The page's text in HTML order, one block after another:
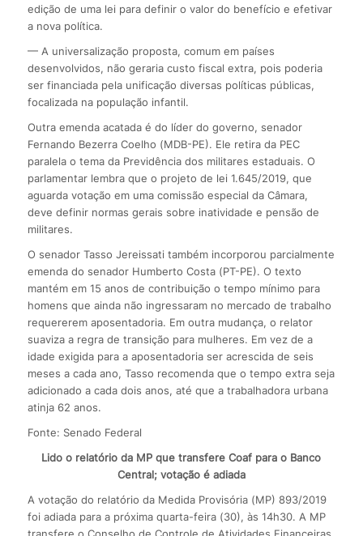
edição de uma lei para definir o valor do benefício e efetivar
a nova política.
— A universalização proposta, comum em países
desenvolvidos, não geraria custo fiscal extra, pois poderia
ser financiada pela unificação diversas políticas públicas,
focalizada na população infantil.
Outra emenda acatada é do líder do governo, senador
Fernando Bezerra Coelho (MDB-PE). Ele retira da PEC
paralela o tema da Previdência dos militares estaduais. O
parlamentar lembra que o projeto de lei 1.645/2019, que
aguarda votação em uma comissão especial da Câmara,
deve definir normas gerais sobre inatividade e pensão de
militares.
O senador Tasso Jereissati também incorporou parcialmente
emenda do senador Humberto Costa (PT-PE). O texto
mantém em 15 anos de contribuição o tempo mínimo para
homens que ainda não ingressaram no mercado de trabalho
requererem aposentadoria. Em outra mudança, o relator
suaviza a regra de transição para mulheres. Em vez de a
idade exigida para a aposentadoria ser acrescida de seis
meses a cada ano, Tasso recomenda que o tempo extra seja
adicionado a cada dois anos, até que a trabalhadora urbana
atinja 62 anos.
Fonte: Senado Federal
Lido o relatório da MP que transfere Coaf para o Banco
Central; votação é adiada
A votação do relatório da Medida Provisória (MP) 893/2019
foi adiada para a próxima quarta-feira (30), às 14h30. A MP